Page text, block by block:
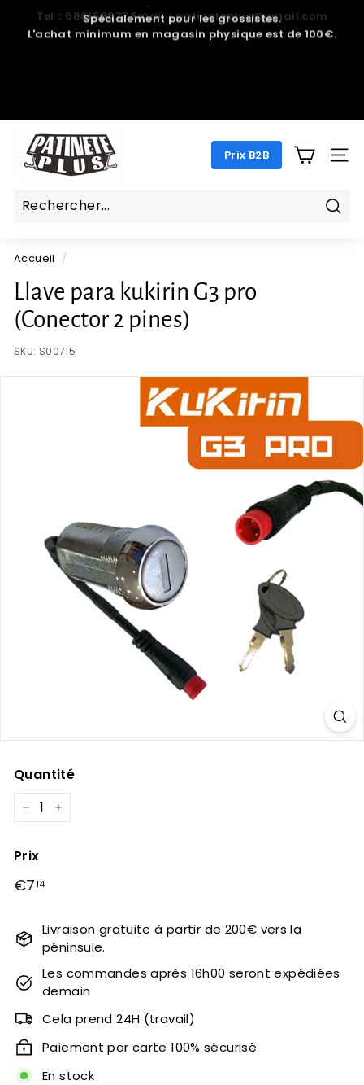
Passer
Diaporama
Spécialement pour les grossistes.
L'achat minimum en magasin physique est de 100€.
A
T
E
P
L
U
S.
Prix B2B
Accueil /
Llave para kukirin G3 pro
(Conector 2 pines)
SKU: S00715
Quantité
− +
Prix
Prix
€7 14
Livraison gratuite à partir de 200€ vers la
péninsule.
Les commandes après 16h00 seront expédiées
demain
Cela prend 24H (travail)
Paiement par carte 100% sécurisé
En stock